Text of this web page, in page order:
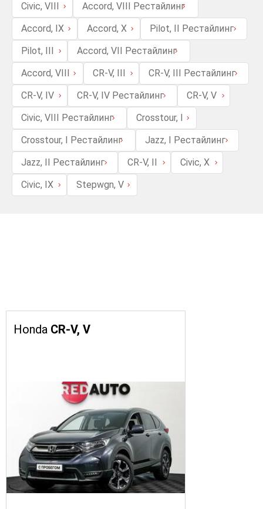
Civic, VIII
Accord, VIII Рестайлинг
Accord, IX
Accord, X
Pilot, II Рестайлинг
Pilot, III
Accord, VII Рестайлинг
Accord, VIII
CR-V, III
CR-V, III Рестайлинг
CR-V, IV
CR-V, IV Рестайлинг
CR-V, V
Civic, VIII Рестайлинг
Crosstour, I
Crosstour, I Рестайлинг
Jazz, I Рестайлинг
Jazz, II Рестайлинг
CR-V, II
Civic, X
Civic, IX
Stepwgn, V
Honda CR-V, V